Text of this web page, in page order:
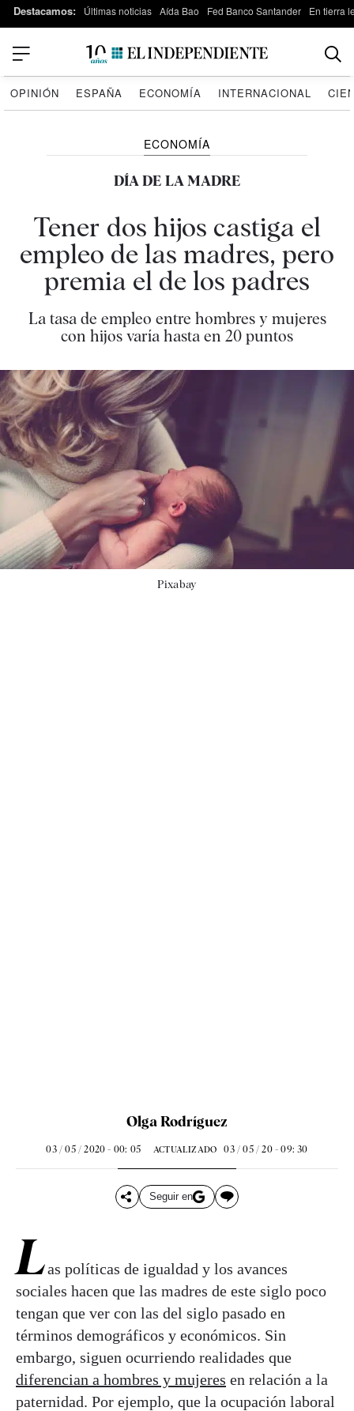
Destacamos: Últimas noticias Aída Bao Fed Banco Santander En tierra
OPINIÓN ESPAÑA ECONOMÍA INTERNACIONAL
ECONOMÍA
DÍA DE LA MADRE
Tener dos hijos castiga el
empleo de las madres, pero
premia el de los padres
La tasa de empleo entre hombres y mujeres
con hijos varía hasta en 20 puntos
Pixabay
Olga Rodríguez
03 / 05 / 2020 - 00: 05 ACTUALIZADO 03 / 05 / 20 - 09: 30
Seguir en
Las políticas de igualdad y los avances
sociales hacen que las madres de este siglo poco
tengan que ver con las del siglo pasado en
términos demográficos y económicos. Sin
embargo, siguen ocurriendo realidades que
diferencian a hombres y mujeres en relación a la
paternidad. Por ejemplo, que la ocupación laboral